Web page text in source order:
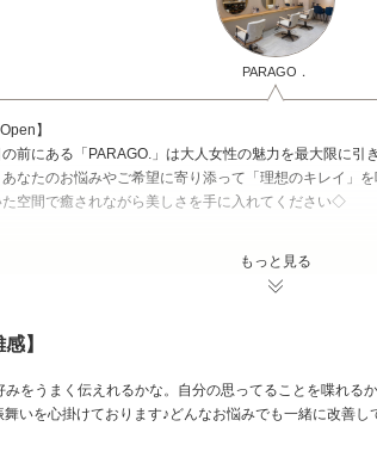
PARAGO．
】
前にある「PARAGO.」は大人女性の魅力を最大限に引
なたのお悩みやご希望に寄り添って「理想のキレイ」を
空間で癒されながら美しさを手に入れてください◇
髪の毛への負担が少ないダメージレスな有機オーガニッ
もっと見る
】
をうまく伝えれるかな。自分の思ってることを喋れる
いを心掛けております♪どんなお悩みでも一緒に改善し